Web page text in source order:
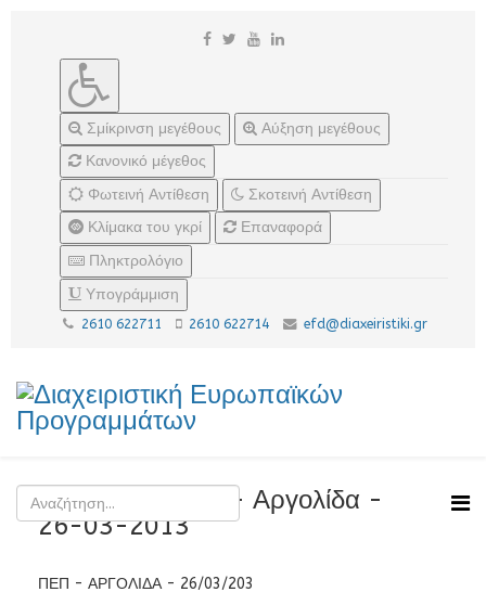
Σμίκρινση μεγέθους
Αύξηση μεγέθους
Κανονικό μέγεθος
Φωτεινή Αντίθεση
Σκοτεινή Αντίθεση
Κλίμακα του γκρί
Επαναφορά
Πληκτρολόγιο
Υπογράμμιση
2610 622711 2610 622714 efd@diaxeiristiki.gr
Εκδήλωση ΠΕΠ - Αργολίδα -
26-03-2013
ΠΕΠ - ΑΡΓΟΛΙΔΑ - 26/03/203